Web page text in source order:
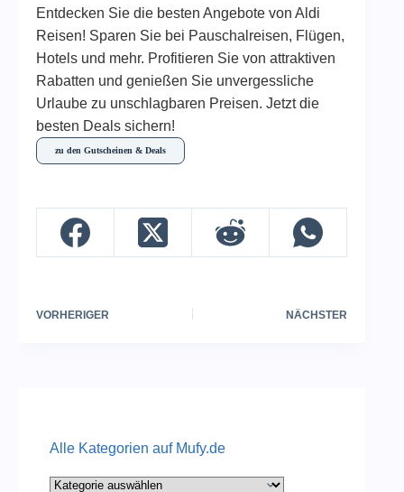
Entdecken Sie die besten Angebote von Aldi
Reisen! Sparen Sie bei Pauschalreisen, Flügen,
Hotels und mehr. Profitieren Sie von attraktiven
Rabatten und genießen Sie unvergessliche
Urlaube zu unschlagbaren Preisen. Jetzt die
besten Deals sichern!
zu den Gutscheinen & Deals
VORHERIGER NÄCHSTER
Alle Kategorien auf Mufy.de
Alle